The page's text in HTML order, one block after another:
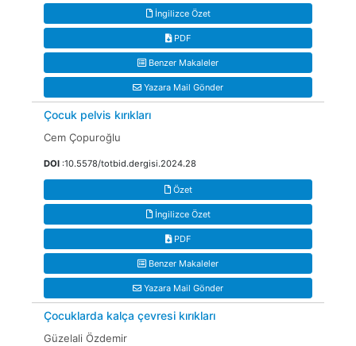
İngilizce Özet
PDF
Benzer Makaleler
Yazara Mail Gönder
Çocuk pelvis kırıkları
Cem Çopuroğlu
DOI :10.5578/totbid.dergisi.2024.28
Özet
İngilizce Özet
PDF
Benzer Makaleler
Yazara Mail Gönder
Çocuklarda kalça çevresi kırıkları
Güzelali Özdemir